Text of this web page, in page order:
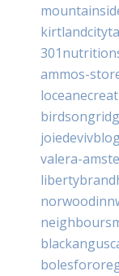
ammos-
valera-